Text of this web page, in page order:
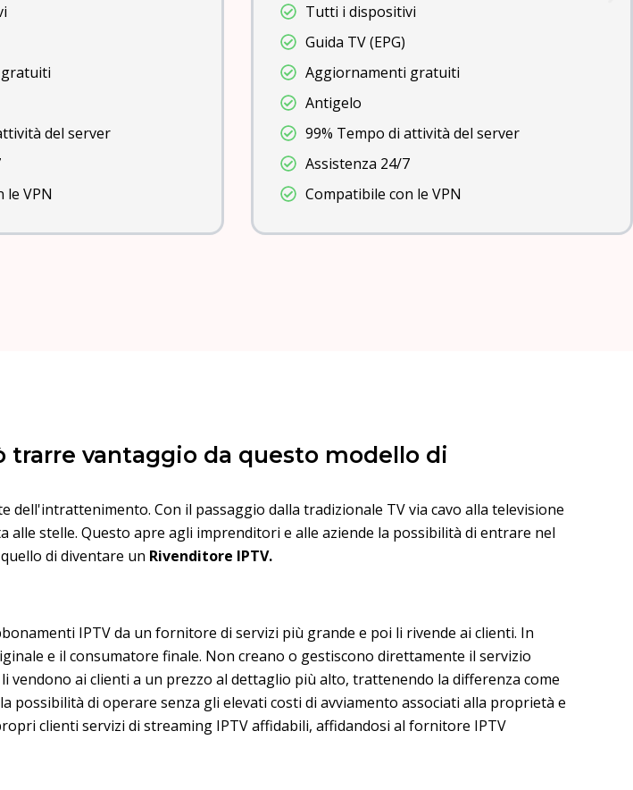
del server
le VPN
Tutti i dispositivi
Guida TV (EPG)
Aggiornamenti gratuiti
Antigelo
99% Tempo di attività del server
Assistenza 24/7
Compatibile con le VPN
trarre vantaggio da questo modello di
Con il passaggio dalla tradizionale TV via cavo alla televisione
stelle. Questo apre agli imprenditori e alle aziende la possibilità di entrare nel
di diventare un Rivenditore IPTV.
IPTV da un fornitore di servizi più grande e poi li rivende ai clienti. In
e il consumatore finale. Non creano o gestiscono direttamente il servizio
ai clienti a un prezzo al dettaglio più alto, trattenendo la differenza come
di operare senza gli elevati costi di avviamento associati alla proprietà e
clienti servizi di streaming IPTV affidabili, affidandosi al fornitore IPTV